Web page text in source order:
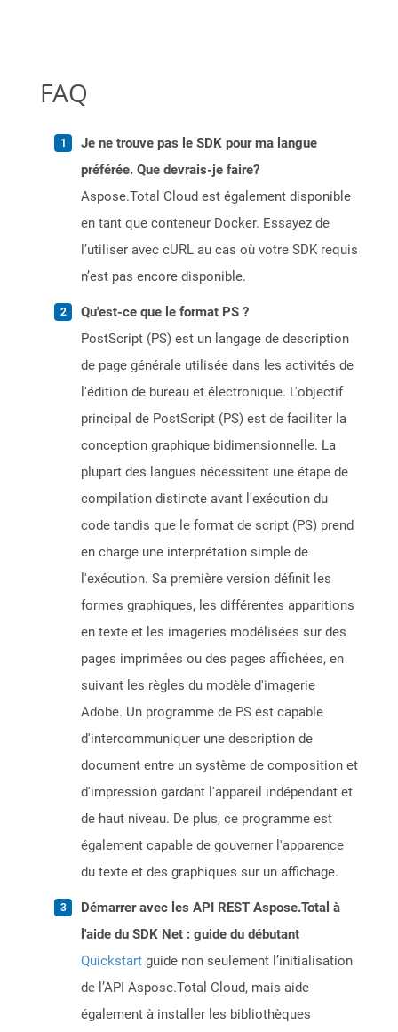
FAQ
Je ne trouve pas le SDK pour ma langue
préférée. Que devrais-je faire?
Aspose.Total Cloud est également disponible
en tant que conteneur Docker. Essayez de
l’utiliser avec cURL au cas où votre SDK requis
n’est pas encore disponible.
Qu'est-ce que le format PS ?
PostScript (PS) est un langage de description
de page générale utilisée dans les activités de
l'édition de bureau et électronique. L'objectif
principal de PostScript (PS) est de faciliter la
conception graphique bidimensionnelle. La
plupart des langues nécessitent une étape de
compilation distincte avant l'exécution du
code tandis que le format de script (PS) prend
en charge une interprétation simple de
l'exécution. Sa première version définit les
formes graphiques, les différentes apparitions
en texte et les imageries modélisées sur des
pages imprimées ou des pages affichées, en
suivant les règles du modèle d'imagerie
Adobe. Un programme de PS est capable
d'intercommuniquer une description de
document entre un système de composition et
d'impression gardant l'appareil indépendant et
de haut niveau. De plus, ce programme est
également capable de gouverner l'apparence
du texte et des graphiques sur un affichage.
Démarrer avec les API REST Aspose.Total à
l'aide du SDK Net : guide du débutant
Quickstart guide non seulement l’initialisation
de l’API Aspose.Total Cloud, mais aide
également à installer les bibliothèques